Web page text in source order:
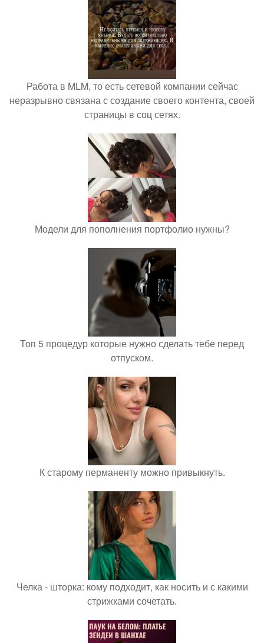
Работа в MLM, то есть сетевой компании сейчас
неразрывно связана с создание своего контента, своей
страницы в соц сетях.
Модели для пополнения портфолио нужны?
Топ 5 процедур которые нужно сделать тебе перед
отпуском.
К старому перманенту можно привыкнуть.
Челка - шторка: кому подходит, как носить и с какими
стрижками сочетать.